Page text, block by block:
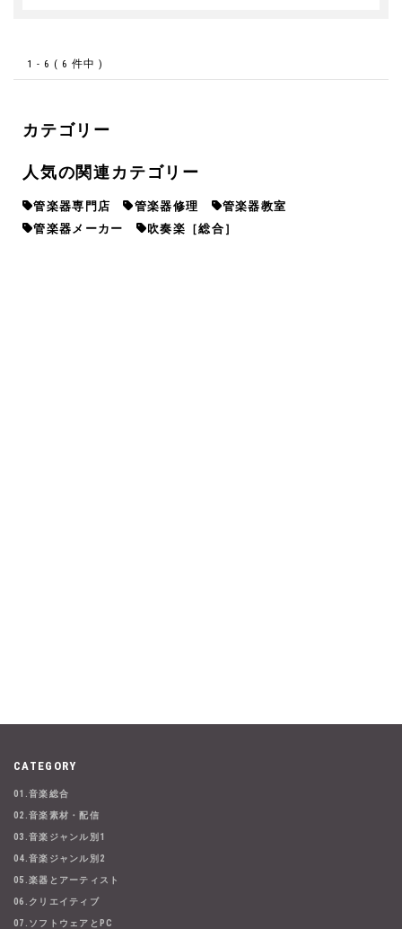
1 - 6 ( 6 件中 )
カテゴリー
人気の関連カテゴリー
管楽器専門店 管楽器修理
管楽器教室
管楽器メーカー
吹奏楽［総合］
CATEGORY
01.音楽総合
02.音楽素材・配信
03.音楽ジャンル別1
04.音楽ジャンル別2
05.楽器とアーティスト
06.クリエイティブ
07.ソフトウェアとPC